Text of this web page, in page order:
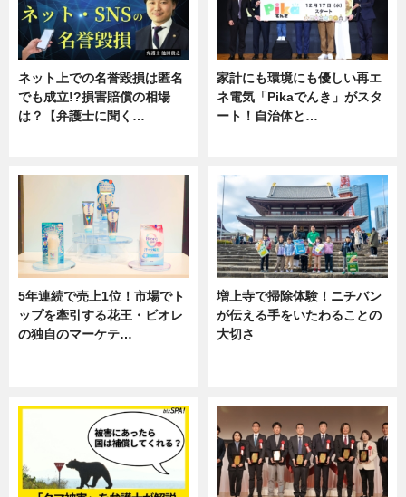
ネット上での名誉毀損は匿名
でも成立!?損害賠償の相場
は？【弁護士に聞く…
家計にも環境にも優しい再エ
ネ電気「Pikaでんき」がスタ
ート！自治体と…
5年連続で売上1位！市場でト
ップを牽引する花王・ビオレ
の独自のマーケテ…
増上寺で掃除体験！ニチバン
が伝える手をいたわることの
大切さ